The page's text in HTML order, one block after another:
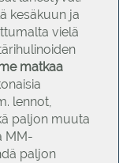
kesäkuun ja
vielä
matkaa
lennot,
paljon muuta
MM-
paljon